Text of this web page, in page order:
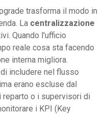
trasforma il modo in
La centralizzazione
Quando l'ufficio
reale cosa sta facendo
interna migliora.
includere nel flusso
erano escluse dal
o i supervisori di
i KPI (Key